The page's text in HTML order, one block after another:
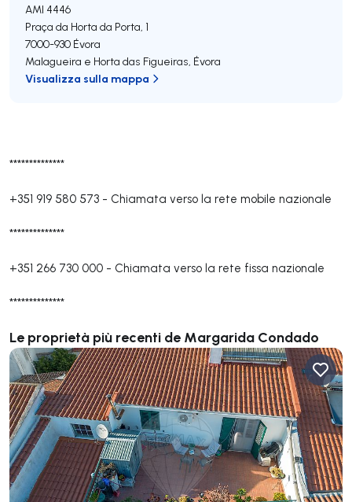
**************
+351 919 580 573 - Chiamata verso la rete mobile nazionale
**************
+351 266 730 000 - Chiamata verso la rete fissa nazionale
**************
Le proprietà più recenti de Margarida Condado
AMI 4446
Praça da Horta da Porta, 1
7000-930 Évora
Malagueira e Horta das Figueiras, Évora
Visualizza sulla mappa